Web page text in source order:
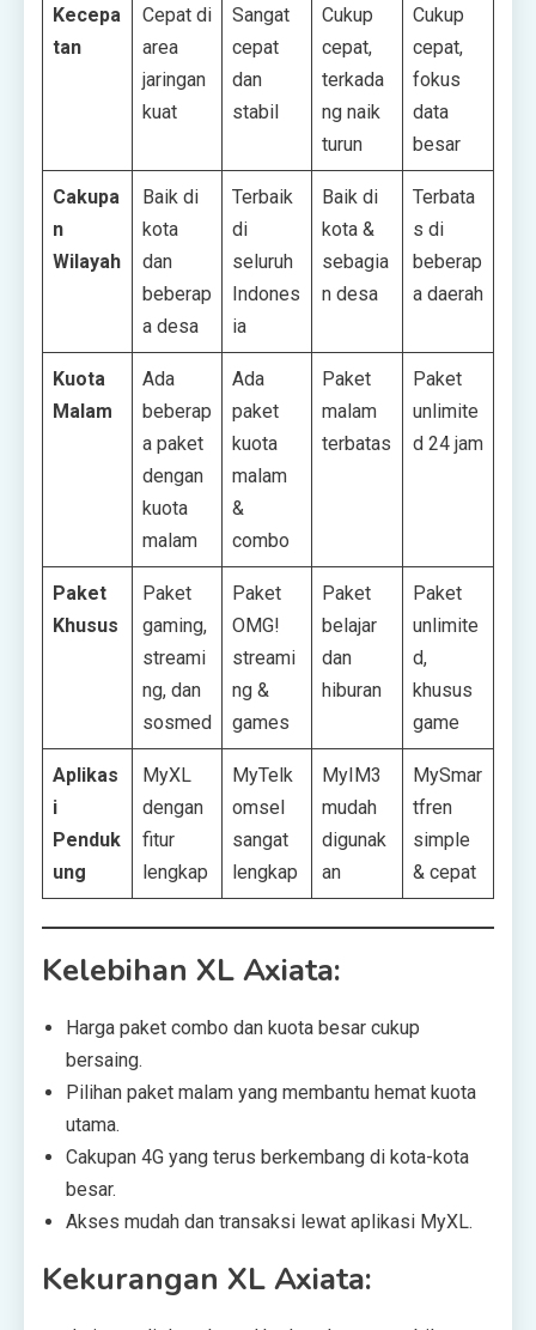
Kecepa
tan
Cepat di
area
jaringan
kuat
Sangat
cepat
dan
stabil
Cukup
cepat,
terkada
ng naik
turun
Cukup
cepat,
fokus
data
besar
Cakupa
n
Wilayah
Baik di
kota
dan
beberap
a desa
Terbaik
di
seluruh
Indones
ia
Baik di
kota &
sebagia
n desa
Terbata
s di
beberap
a daerah
Kuota
Malam
Ada
beberap
a paket
dengan
kuota
malam
Ada
paket
kuota
malam
&
combo
Paket
malam
terbatas
Paket
unlimite
d 24 jam
Paket
Khusus
Paket
gaming,
streami
ng, dan
sosmed
Paket
OMG!
streami
ng &
games
Paket
belajar
dan
hiburan
Paket
unlimite
d,
khusus
game
Aplikas
i
Penduk
ung
MyXL
dengan
fitur
lengkap
MyTelk
omsel
sangat
lengkap
MyIM3
mudah
digunak
an
MySmar
tfren
simple
& cepat
Kelebihan XL Axiata:
Harga paket combo dan kuota besar cukup
bersaing.
Pilihan paket malam yang membantu hemat kuota
utama.
Cakupan 4G yang terus berkembang di kota-kota
besar.
Akses mudah dan transaksi lewat aplikasi MyXL.
Kekurangan XL Axiata: